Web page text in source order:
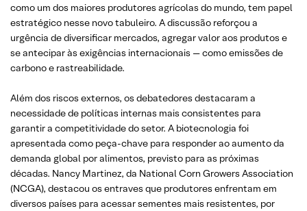
como um dos maiores produtores agrícolas do mundo, tem papel
estratégico nesse novo tabuleiro. A discussão reforçou a
urgência de diversificar mercados, agregar valor aos produtos e
se antecipar às exigências internacionais — como emissões de
carbono e rastreabilidade.
Além dos riscos externos, os debatedores destacaram a
necessidade de políticas internas mais consistentes para
garantir a competitividade do setor. A biotecnologia foi
apresentada como peça-chave para responder ao aumento da
demanda global por alimentos, previsto para as próximas
décadas. Nancy Martinez, da National Corn Growers Association
(NCGA), destacou os entraves que produtores enfrentam em
diversos países para acessar sementes mais resistentes, por